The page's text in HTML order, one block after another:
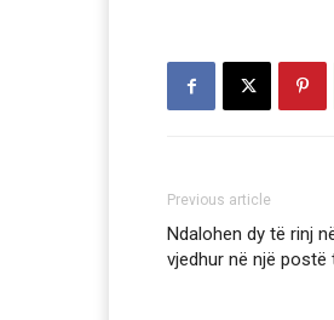
Previous article
Ndalohen dy të rinj
vjedhur në një postë